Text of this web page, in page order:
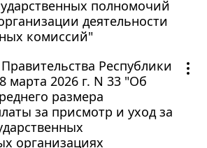
полномочий
деятельности
комиссий"
Республики
марта 2026 г. N 33 "Об
размера
за присмотр и уход за
организациях